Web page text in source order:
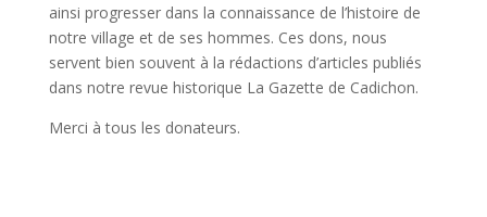
ainsi progresser dans la connaissance de l’histoire de
notre village et de ses hommes. Ces dons, nous
servent bien souvent à la rédactions d’articles publiés
dans notre revue historique La Gazette de Cadichon.
Merci à tous les donateurs.